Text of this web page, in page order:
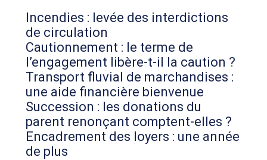
Incendies : levée des interdictions
de circulation
Cautionnement : le terme de
l’engagement libère-t-il la caution ?
Transport fluvial de marchandises :
une aide financière bienvenue
Succession : les donations du
parent renonçant comptent-elles ?
Encadrement des loyers : une année
de plus